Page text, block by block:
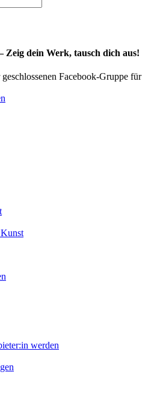
dein Werk, tausch dich aus!
Facebook-Gruppe für
werden